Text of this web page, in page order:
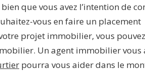
que vous avez l’intention de
vous en faire un placement
projet immobilier, vous
Un agent immobilier vous
pourra vous aider dans le